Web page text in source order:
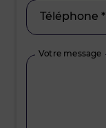
Téléphone *
Votre message